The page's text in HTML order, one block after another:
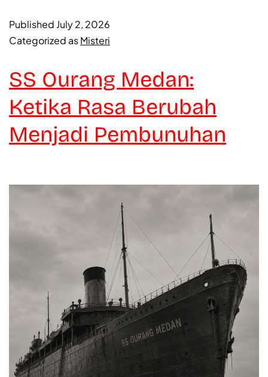
PublishedJuly 2, 2026
Categorized asMisteri
SS Ourang Medan:
Ketika Rasa Berubah
Menjadi Pembunuhan